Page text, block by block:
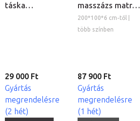
táska
29 000 Ft
Gyártás
megrendelésre
(2 hét)
masszázs matrac
futon levehető
huzattal (S-L)
200*100*6 cm-től |
több színben
87 900 Ft
Gyártás
megrendelésre
(1 hét)